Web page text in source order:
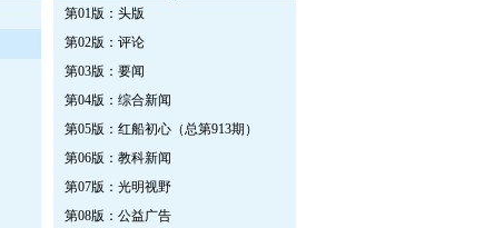
第01版：头版
第02版：评论
第03版：要闻
第04版：综合新闻
第05版：红船初心（总第913期）
第06版：教科新闻
第07版：光明视野
第08版：公益广告